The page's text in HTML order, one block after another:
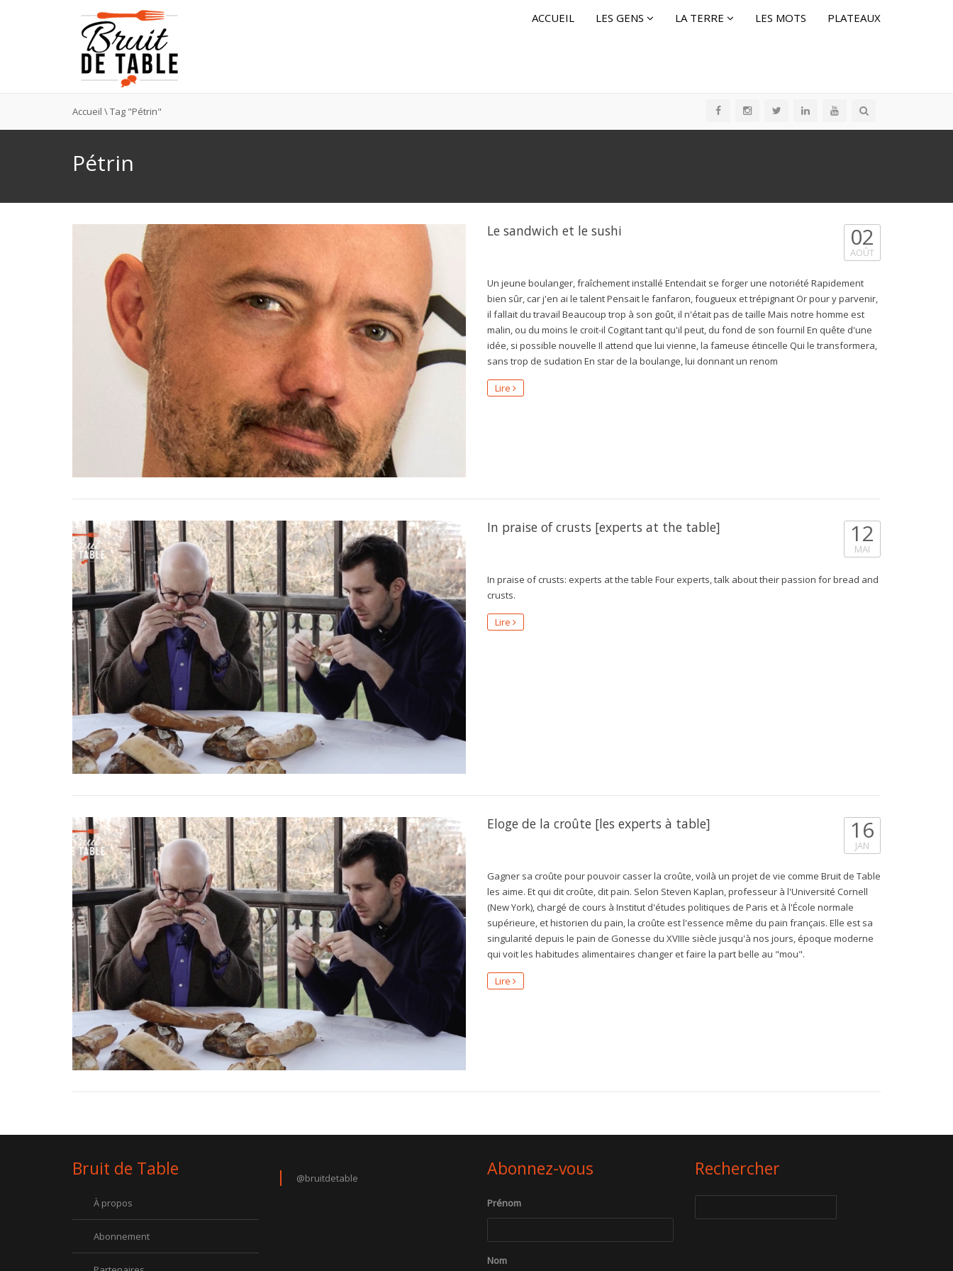
ACCUEIL LES GENS LA TERRE LES MOTS PLATEAUX
Accueil \Tag "Pétrin"
Pétrin
Le sandwich et le sushi 02
AOÛT
Un jeune boulanger, fraîchement installé Entendait se forger une notoriété Rapidement
bien sûr, car j'en ai le talent Pensait le fanfaron, fougueux et trépignant Or pour y parvenir,
il fallait du travail Beaucoup trop à son goût, il n'était pas de taille Mais notre homme est
malin, ou du moins le croit-il Cogitant tant qu'il peut, du fond de son fournil En quête d'une
idée, si possible nouvelle Il attend que lui vienne, la fameuse étincelle Qui le transformera,
sans trop de sudation En star de la boulange, lui donnant un renom
Lire
In praise of crusts [experts at the table] 12
MAI
In praise of crusts: experts at the table Four experts, talk about their passion for bread and
crusts.
Lire
Eloge de la croûte [les experts à table] 16
JAN
Gagner sa croûte pour pouvoir casser la croûte, voilà un projet de vie comme Bruit de Table
les aime. Et qui dit croûte, dit pain. Selon Steven Kaplan, professeur à l'Université Cornell
(New York), chargé de cours à Institut d'études politiques de Paris et à l'École normale
supérieure, et historien du pain, la croûte est l'essence même du pain français. Elle est sa
singularité depuis le pain de Gonesse du XVIIIe siècle jusqu'à nos jours, époque moderne
qui voit les habitudes alimentaires changer et faire la part belle au "mou".
Lire
Bruit de Table
À propos
Abonnement
@bruitdetable Abonnez-vous
Prénom
Nom
Rechercher